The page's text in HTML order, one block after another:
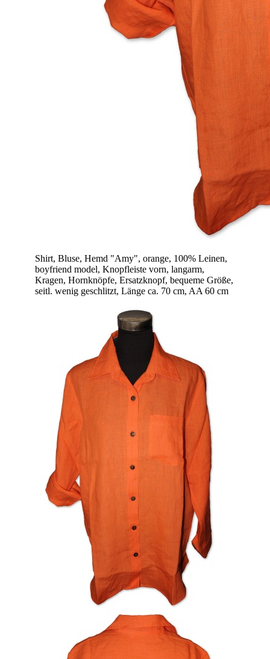
Shirt, Bluse, Hemd "Amy", orange, 100% Leinen,
boyfriend model, Knopfleiste vorn, langarm,
Kragen, Hornknöpfe, Ersatzknopf, bequeme Größe,
seitl. wenig geschlitzt, Länge ca. 70 cm, AA 60 cm